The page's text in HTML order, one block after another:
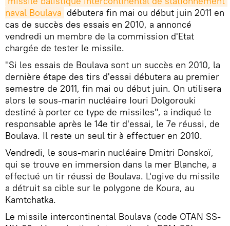
naval Boulava débutera fin mai ou début juin 2011 en
cas de succès des essais en 2010, a annoncé
vendredi un membre de la commission d'Etat
chargée de tester le missile.
"Si les essais de Boulava sont un succès en 2010, la
dernière étape des tirs d'essai débutera au premier
semestre de 2011, fin mai ou début juin. On utilisera
alors le sous-marin nucléaire Iouri Dolgorouki
destiné à porter ce type de missiles", a indiqué le
responsable après le 14e tir d'essai, le 7e réussi, de
Boulava. Il reste un seul tir à effectuer en 2010.
Vendredi, le sous-marin nucléaire Dmitri Donskoï,
qui se trouve en immersion dans la mer Blanche, a
effectué un tir réussi de Boulava. L'ogive du missile
a détruit sa cible sur le polygone de Koura, au
Kamtchatka.
Le missile intercontinental Boulava (code OTAN SS-